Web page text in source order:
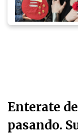
Enterate
pasando.